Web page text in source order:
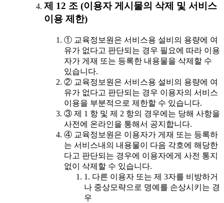
제 12 조 (이용자 게시물의 삭제 및 서비스
이용 제한)
① 교육정보원은 서비스용 설비의 용량에 여
유가 없다고 판단되는 경우 필요에 따라 이용
자가 게재 또는 등록한 내용물을 삭제할 수
있습니다.
② 교육정보원은 서비스용 설비의 용량에 여
유가 없다고 판단되는 경우 이용자의 서비스
이용을 부분적으로 제한할 수 있습니다.
③ 제 1 항 및 제 2 항의 경우에는 당해 사항을
사전에 온라인을 통해서 공지합니다.
④ 교육정보원은 이용자가 게재 또는 등록하
는 서비스내의 내용물이 다음 각호에 해당한
다고 판단되는 경우에 이용자에게 사전 통지
없이 삭제할 수 있습니다.
1. 다른 이용자 또는 제 3자를 비방하거
나 중상모략으로 명예를 손상시키는 경
우